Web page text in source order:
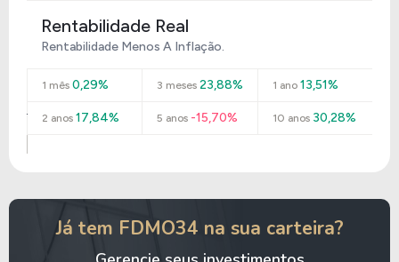
Rentabilidade Real
Rentabilidade Menos A Inflação.
1 mês 0,29% 3 meses 23,88% 1 ano13,51%
2 anos 17,84% 5 anos -15,70% 10 anos30,28%
Já tem FDMO34 na sua carteira?